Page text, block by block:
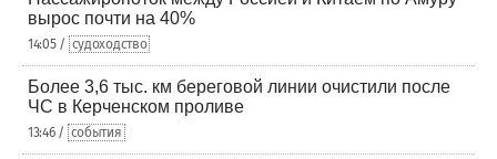
вырос почти на 40%
14:05 / судоходство
Более 3,6 тыс. км береговой линии очистили после
ЧС в Керченском проливе
13:46 / события